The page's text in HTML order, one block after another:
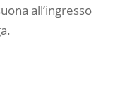
all’ingresso